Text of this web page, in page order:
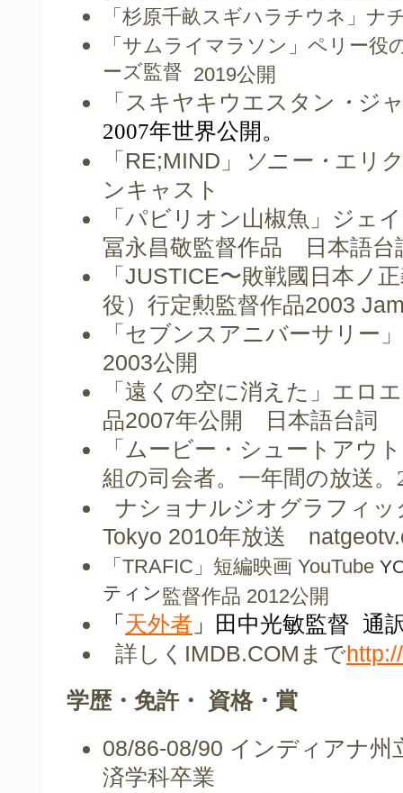
「杉原千畝スギハラチウネ」ナ
「サムライマラソン」ペリー
ーズ監督 2019公開
「スキヤキウエスタン ・ ジ
2007年世界公開。
「 RE;MIND 」 ソニー・ エリ
ンキャスト
「 パビリオン山椒魚」ジェ
冨永昌敬監督作品 日本語台
「 JUSTICE〜敗戦國日本ノ
役）行定勲監督作品2003
「セブンスアニバーサリー
2003公開
「遠くの空に消えた」エロ
品2007年公開 日本語台詞
「ムービー・シュートアウ
組の司会者。一年間の放送。
ナショナルジオグラフィッ
Tokyo 2010年放送
「TRAFIC」短編映画 YouTube
ティン監督作品 2012公開
「 天外者 」
田中光敏監督 通
詳しく IMDB.COM まで
学歴・免許・ 資格・賞
08/86-08/90 インディアナ州
済学科卒業